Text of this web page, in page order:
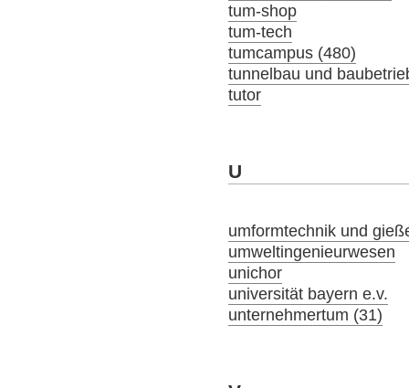
tum-shop
tum-tech
tumcampus (480)
tunnelbau und
tutor
U
umformtechnik und
umweltingenieurwesen
unichor
universität bayern e.v.
unternehmertum (31)